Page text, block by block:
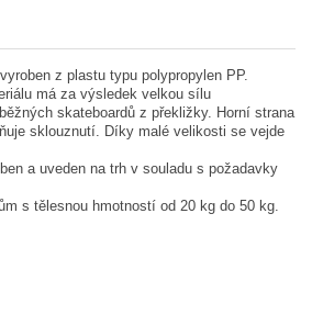
z plastu typu polypropylen PP.
má za výsledek velkou sílu
skateboardů z překližky. Horní strana
sklouznutí. Díky malé velikosti se vejde
a uveden na trh v souladu s požadavky
s tělesnou hmotností od 20 kg do 50 kg.